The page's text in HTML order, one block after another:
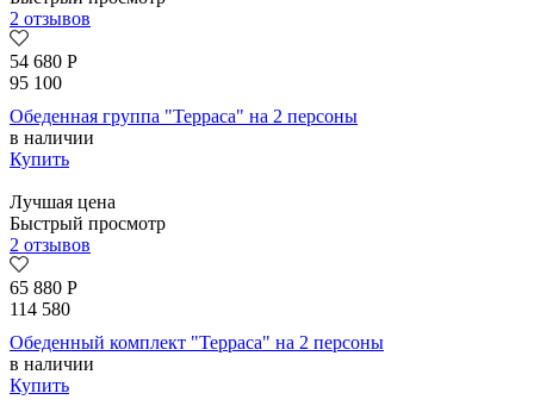
2 отзывов
54 680 Р
95 100
Обеденная группа "Терраса" на 2 персоны
в наличии
Купить
Лучшая цена
Быстрый просмотр
2 отзывов
65 880 Р
114 580
Обеденный комплект "Терраса" на 2 персоны
в наличии
Купить